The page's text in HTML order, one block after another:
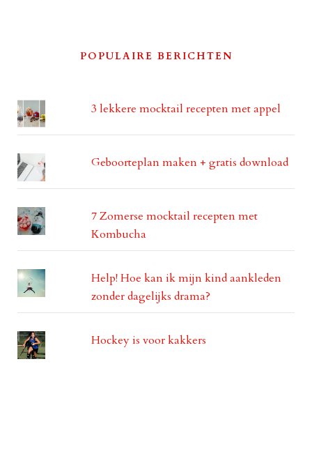
POPULAIRE BERICHTEN
3 lekkere mocktail recepten met appel
Geboorteplan maken + gratis download
7 Zomerse mocktail recepten met
Kombucha
Help! Hoe kan ik mijn kind aankleden
zonder dagelijks drama?
Hockey is voor kakkers